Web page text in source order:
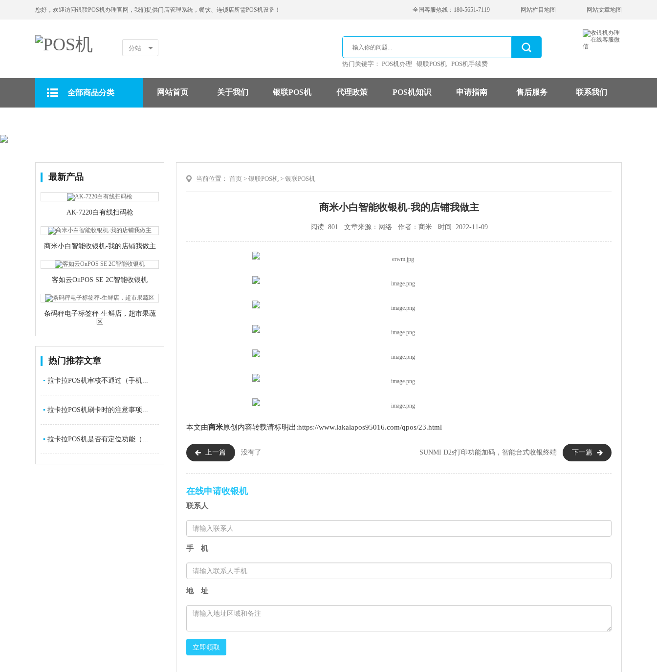
您好，欢迎访问银联POS机办理官网，我们提供门店管理系统，餐饮、连锁店所需POS机设备！ 全国客服热线：180-5651-7119 网站栏目地图 网站文章地图
分站
热门关键字： POS机办理 银联POS机 POS机手续费
全部商品分类 网站首页 关于我们 银联POS机 代理政策 POS机知识 申请指南 售后服务 联系我们
最新产品
AK-7220白有线扫码枪
商米小白智能收银机-我的店铺我做主
客如云OnPOS SE 2C智能收银机
条码秤电子标签秤-生鲜店，超市果蔬
区
热门推荐文章
▪ 拉卡拉POS机审核不通过（手机...
▪ 拉卡拉POS机刷卡时的注意事项...
▪ 拉卡拉POS机是否有定位功能（...
当前位置： 首页 > 银联POS机 > 银联POS机
商米小白智能收银机-我的店铺我做主
阅读: 801 文章来源：网络 作者：商米 时间: 2022-11-09
本文由商米原创内容转载请标明出:https://www.lakalapos95016.com/qpos/23.html
上一篇 没有了 下一篇
SUNMI D2s打印功能加码，智能台式收银终端
在线申请收银机
联系人
手 机
地 址
立即领取